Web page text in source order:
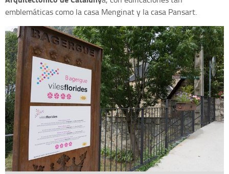
emblemáticas como la casa Menginat y la casa Pansart.